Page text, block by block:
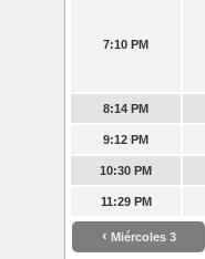
7:10 PM
8:14 PM
9:12 PM
10:30 PM
11:29 PM
‹ Miércoles 3